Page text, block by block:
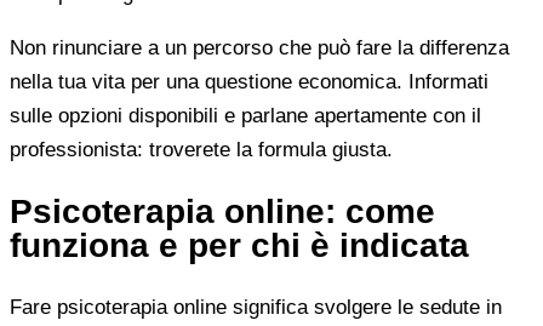
Non rinunciare a un percorso che può fare la differenza
nella tua vita per una questione economica. Informati
sulle opzioni disponibili e parlane apertamente con il
professionista: troverete la formula giusta.
Psicoterapia online: come
funziona e per chi è indicata
Fare psicoterapia online significa svolgere le sedute in